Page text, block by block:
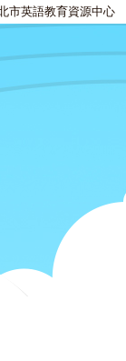
市英語教育資源中心